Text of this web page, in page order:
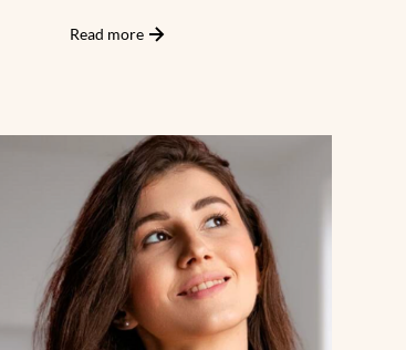
la repousse, renforcer la fibre ou densifier
on faire confiance à ces protocoles sur le
Read more